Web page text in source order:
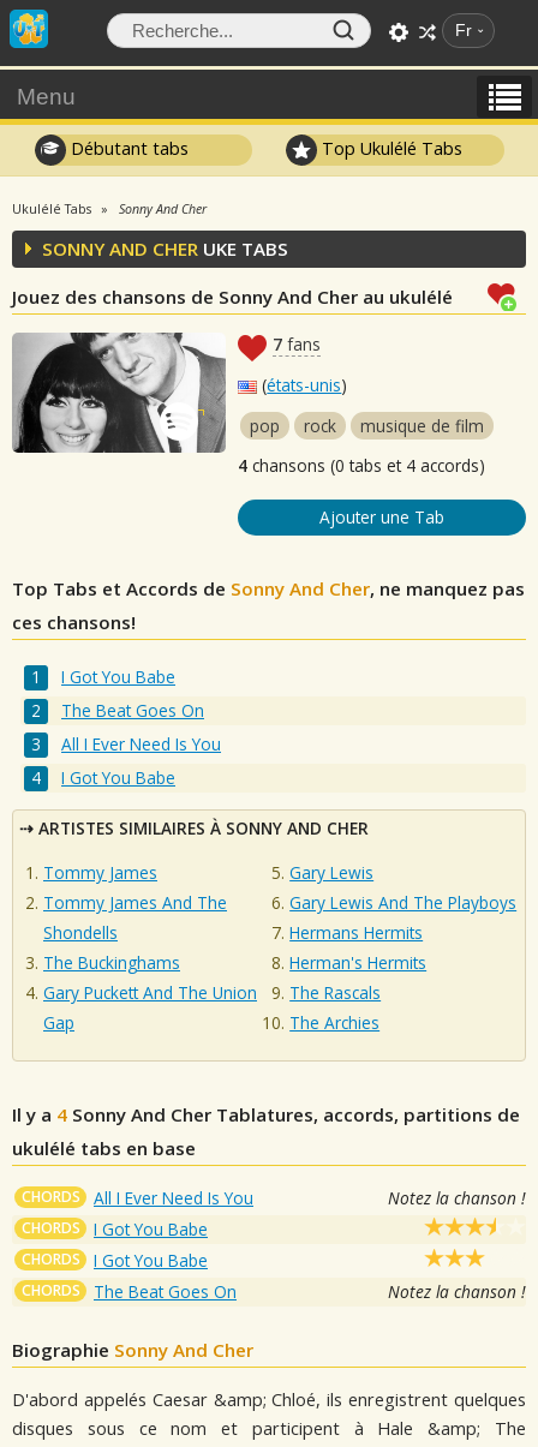
Fr
Menu
Débutant tabs Top Ukulélé Tabs
Ukulélé Tabs Sonny And Cher
SONNY AND CHER UKE TABS
Jouez des chansons de Sonny And Cher au ukulélé
7 fans
(états-unis)
pop
rock
musique de film
4 chansons (0 tabs et 4 accords)
Ajouter une Tab
Top Tabs et Accords de Sonny And Cher, ne manquez pas
ces chansons!
I Got You Babe
The Beat Goes On
All I Ever Need Is You
I Got You Babe
ARTISTES SIMILAIRES À SONNY AND CHER
Tommy James
Tommy James And The
Shondells
The Buckinghams
Gary Puckett And The Union
Gap
Gary Lewis
Gary Lewis And The Playboys
Hermans Hermits
Herman's Hermits
The Rascals
The Archies
Il y a 4 Sonny And Cher Tablatures, accords, partitions de
ukulélé tabs en base
CHORDS All I Ever Need Is You Notez la chanson !
CHORDS I Got You Babe
CHORDS I Got You Babe
CHORDS The Beat Goes On Notez la chanson !
Biographie Sonny And Cher
D'abord appelés Caesar &amp; Chloé, ils enregistrent quelques
disques sous ce nom et participent à Hale &amp; The